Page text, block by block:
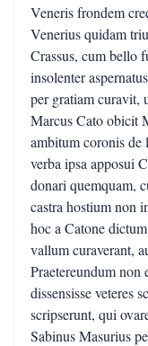
Veneris frondem
Venerius quidam
Crassus, cum bello
insolenter
per gratiam curavit,
Marcus Cato obicit
ambitum coronis de
verba ipsa apposui
donari quemquam,
castra hostium non
hoc a Catone
vallum curaverant,
Praetereundum non
dissensisse veteres
scripserunt, qui
Sabinus Masurius